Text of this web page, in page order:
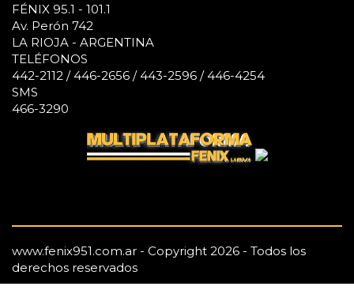
FÉNIX 95.1 - 101.1
Av. Perón 742
LA RIOJA - ARGENTINA
TELÉFONOS
442-2112 / 446-2656 / 443-2596 / 446-4254
SMS
466-3290
www.fenix951.com.ar - Copyright 2026 - Todos los
derechos reservados